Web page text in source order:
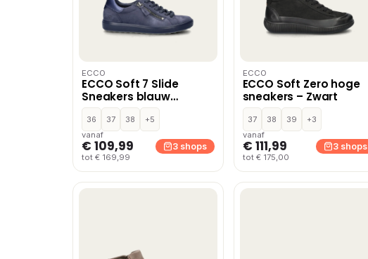
ECCO
ECCO Soft 7 Slide
Sneakers blauw
Nubuck
36 37 38
+5
vanaf
€ 109,99
tot € 169,99
3 shops
ECCO
ECCO Soft Zero hoge
sneakers – Zwart
37 38 39
+3
vanaf
€ 111,99
tot € 175,00
3 shops